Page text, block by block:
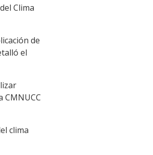
Clima
de
el
CMNUCC
clima